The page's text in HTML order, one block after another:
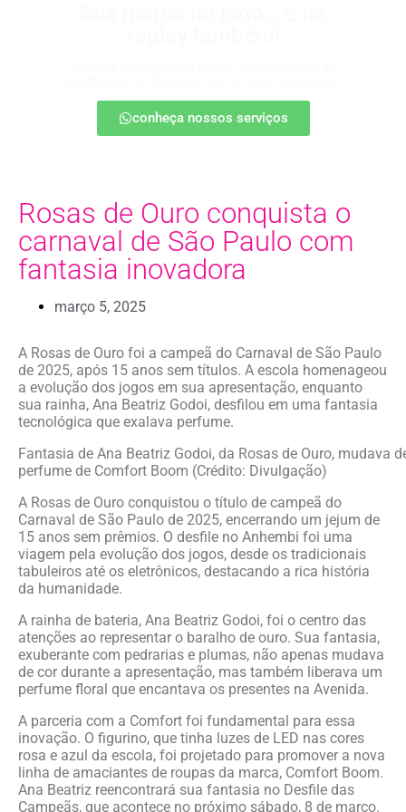
conheça nossos serviços
Rosas de Ouro conquista o
carnaval de São Paulo com
fantasia inovadora
março 5, 2025
A Rosas de Ouro foi a campeã do Carnaval de São Paulo
de 2025, após 15 anos sem títulos. A escola homenageou
a evolução dos jogos em sua apresentação, enquanto
sua rainha, Ana Beatriz Godoi, desfilou em uma fantasia
tecnológica que exalava perfume.
Fantasia de Ana Beatriz Godoi, da Rosas de Ouro, mudava
perfume de Comfort Boom (Crédito: Divulgação)
A Rosas de Ouro conquistou o título de campeã do
Carnaval de São Paulo de 2025, encerrando um jejum de
15 anos sem prêmios. O desfile no Anhembi foi uma
viagem pela evolução dos jogos, desde os tradicionais
tabuleiros até os eletrônicos, destacando a rica história
da humanidade.
A rainha de bateria, Ana Beatriz Godoi, foi o centro das
atenções ao representar o baralho de ouro. Sua fantasia,
exuberante com pedrarias e plumas, não apenas mudava
de cor durante a apresentação, mas também liberava um
perfume floral que encantava os presentes na Avenida.
A parceria com a Comfort foi fundamental para essa
inovação. O figurino, que tinha luzes de LED nas cores
rosa e azul da escola, foi projetado para promover a nova
linha de amaciantes de roupas da marca, Comfort Boom.
Ana Beatriz reencontrará sua fantasia no Desfile das
Campeãs, que acontece no próximo sábado, 8 de março.